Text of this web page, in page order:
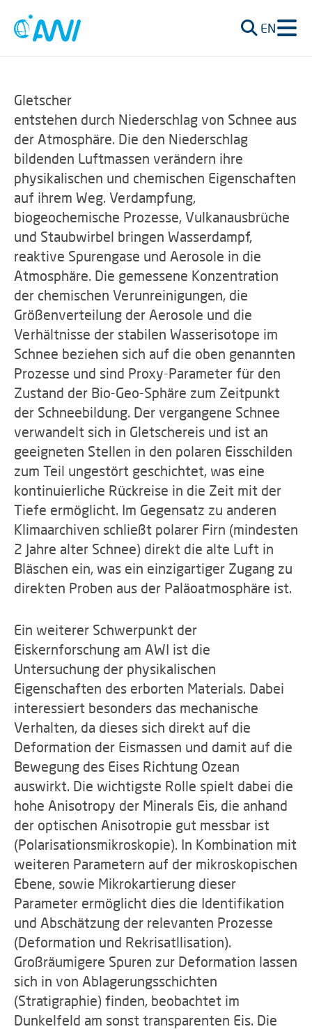
EN
Gletscher
entstehen durch Niederschlag von Schnee aus
der Atmosphäre. Die den Niederschlag
bildenden Luftmassen verändern ihre
physikalischen und chemischen Eigenschaften
auf ihrem Weg. Verdampfung,
biogeochemische Prozesse, Vulkanausbrüche
und Staubwirbel bringen Wasserdampf,
reaktive Spurengase und Aerosole in die
Atmosphäre. Die gemessene Konzentration
der chemischen Verunreinigungen, die
Größenverteilung der Aerosole und die
Verhältnisse der stabilen Wasserisotope im
Schnee beziehen sich auf die oben genannten
Prozesse und sind Proxy-Parameter für den
Zustand der Bio-Geo-Sphäre zum Zeitpunkt
der Schneebildung. Der vergangene Schnee
verwandelt sich in Gletschereis und ist an
geeigneten Stellen in den polaren Eisschilden
zum Teil ungestört geschichtet, was eine
kontinuierliche Rückreise in die Zeit mit der
Tiefe ermöglicht. Im Gegensatz zu anderen
Klimaarchiven schließt polarer Firn (mindesten
2 Jahre alter Schnee) direkt die alte Luft in
Bläschen ein, was ein einzigartiger Zugang zu
direkten Proben aus der Paläoatmosphäre ist.
Ein weiterer Schwerpunkt der
Eiskernforschung am AWI ist die
Untersuchung der physikalischen
Eigenschaften des erborten Materials. Dabei
interessiert besonders das mechanische
Verhalten, da dieses sich direkt auf die
Deformation der Eismassen und damit auf die
Bewegung des Eises Richtung Ozean
auswirkt. Die wichtigste Rolle spielt dabei die
hohe Anisotropy der Minerals Eis, die anhand
der optischen Anisotropie gut messbar ist
(Polarisationsmikroskopie). In Kombination mit
weiteren Parametern auf der mikroskopischen
Ebene, sowie Mikrokartierung dieser
Parameter ermöglicht dies die Identifikation
und Abschätzung der relevanten Prozesse
(Deformation und Rekrisatllisation).
Großräumigere Spuren zur Deformation lassen
sich in von Ablagerungsschichten
(Stratigraphie) finden, beobachtet im
Dunkelfeld am sonst transparenten Eis. Die